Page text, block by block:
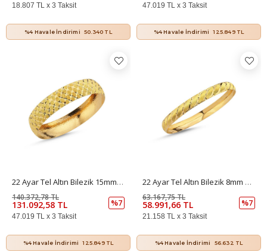
18.807 TL x 3 Taksit
%4 Havale İndirimi 50.340 TL
47.019 TL x 3 Taksit
%4 Havale İndirimi 125.849 TL
22 Ayar Tel Altın Bilezik 15mm 20 Gr
131.092,58 TL
140.372,78 TL
%7
47.019 TL x 3 Taksit
%4 Havale İndirimi 125.849 TL
22 Ayar Tel Altın Bilezik 8mm 9 Gr
58.991,66 TL
63.167,75 TL
%7
21.158 TL x 3 Taksit
%4 Havale İndirimi 56.632 TL